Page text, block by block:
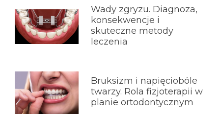
Wady zgryzu. Diagnoza,
konsekwencje i
skuteczne metody
leczenia
Bruksizm i napięciobóle
twarzy. Rola fizjoterapii w
planie ortodontycznym